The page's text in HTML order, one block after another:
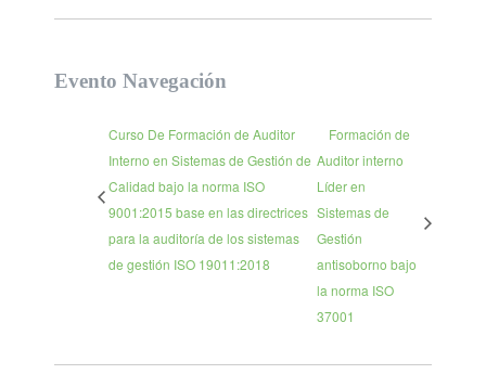
Evento Navegación
Curso De Formación de Auditor
Interno en Sistemas de Gestión de
Calidad bajo la norma ISO
9001:2015 base en las directrices
para la auditoría de los sistemas
de gestión ISO 19011:2018
Formación de
Auditor interno
Líder en
Sistemas de
Gestión
antisoborno bajo
la norma ISO
37001